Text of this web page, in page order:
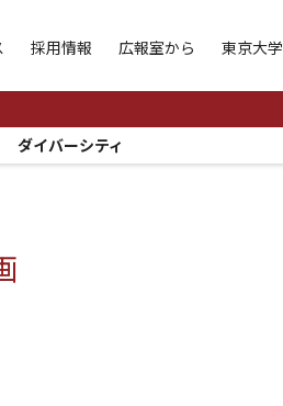
採用情報 広報室から 東京大学
ダイバーシティ